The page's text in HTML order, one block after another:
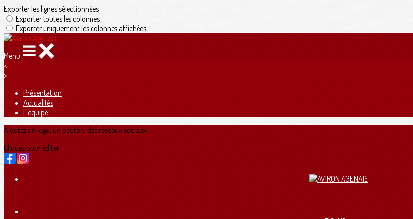
Exporter les lignes sélectionnées
Exporter toutes les colonnes
Exporter uniquement les colonnes affichées
Menu
<
>
Présentation
Actualités
L'équipe
Ajoutez un logo, un bouton, des réseaux sociaux
Cliquez pour éditer